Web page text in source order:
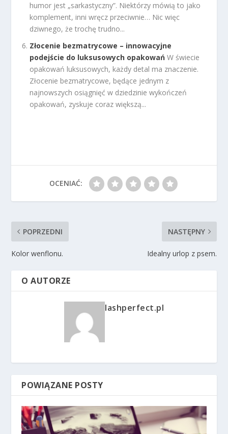
humor jest „sarkastyczny”. Niektórzy mówią to jako
komplement, inni wręcz przeciwnie… Nic więc
dziwnego, że trochę trudno...
Złocenie bezmatrycowe – innowacyjne
podejście do luksusowych opakowań W świecie
opakowań luksusowych, każdy detal ma znaczenie.
Złocenie bezmatrycowe, będące jednym z
najnowszych osiągnięć w dziedzinie wykończeń
opakowań, zyskuje coraz większą...
OCENIAĆ:
POPRZEDNI
Kolor wenflonu.
NASTĘPNY
Idealny urlop z psem.
O AUTORZE
lashperfect.pl
POWIĄZANE POSTY